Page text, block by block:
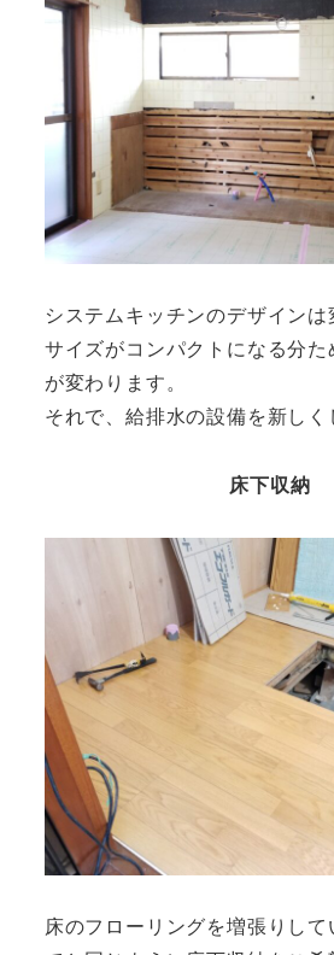
システムキッチンのデザインは
サイズがコンパクトになる分
が変わります。
それで、給排水の設備を新しく
床下収納
床のフローリングを増張りして